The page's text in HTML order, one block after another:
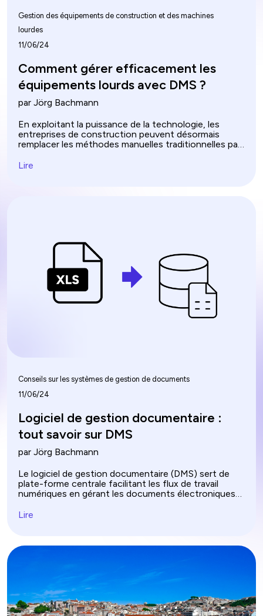
Gestion des équipements de construction et des machines
lourdes
11/06/24
Comment gérer efficacement les
équipements lourds avec DMS ?
par Jörg Bachmann
En exploitant la puissance de la technologie, les
entreprises de construction peuvent désormais
remplacer les méthodes manuelles traditionnelles par
d’équipements de construction. Cette solution
Lire
Conseils sur les systèmes de gestion de documents
11/06/24
Logiciel de gestion documentaire :
tout savoir sur DMS
par Jörg Bachmann
Le logiciel de gestion documentaire (DMS) sert de
plate-forme centrale facilitant les flux de travail
numériques en gérant les documents électroniques
gestion papier vers des systèmes de gestion
gestion des documents, un DMS minimise les erreurs
productivité globale.
Lire